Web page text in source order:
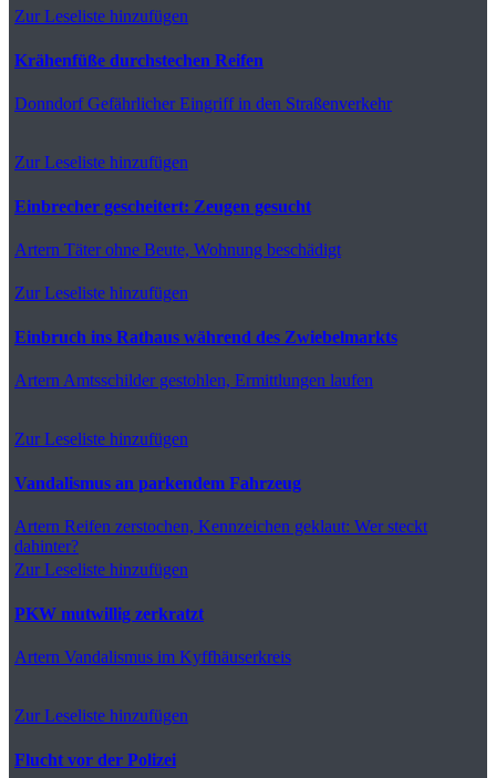
Zur Leseliste hinzufügen
Krähenfüße durchstechen Reifen
DonndorfGefährlicher Eingriff in den Straßenverkehr
Zur Leseliste hinzufügen
Einbrecher gescheitert: Zeugen gesucht
Artern Täter ohne Beute, Wohnung beschädigt
Zur Leseliste hinzufügen
Einbruch ins Rathaus während des Zwiebelmarkts
Artern Amtsschilder gestohlen, Ermittlungen laufen
Zur Leseliste hinzufügen
Vandalismus an parkendem Fahrzeug
Artern Reifen zerstochen, Kennzeichen geklaut: Wer steckt
dahinter?
Zur Leseliste hinzufügen
PKW mutwillig zerkratzt
Artern Vandalismus im Kyffhäuserkreis
Zur Leseliste hinzufügen
Flucht vor der Polizei